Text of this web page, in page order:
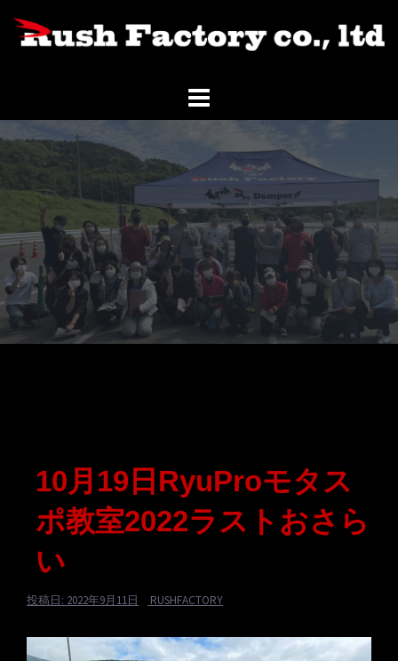
コ
ツ
ス
ッ
プ
10月19日RyuProモタス
ポ教室2022ラストおさら
い
投稿日: 2022年9月11日 RUSHFACTORY